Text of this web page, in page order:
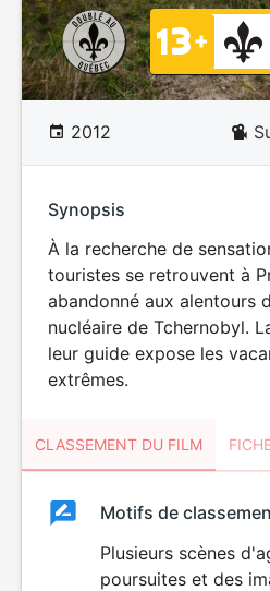
2012
Synopsis
À la recherche de
touristes se retrouvent à
abandonné aux alentours
nucléaire de Tchernobyl.
leur guide expose les
extrêmes.
CLASSEMENT DU FILM
ClassementClassement
Motifs de
Plusieurs scènes
poursuites et des